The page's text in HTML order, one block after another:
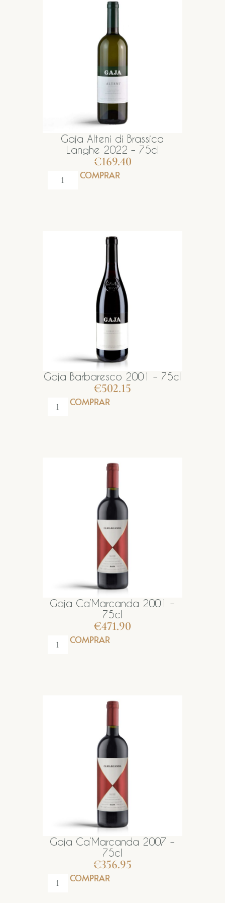
Gaja Alteni di Brassica
Langhe 2022 – 75cl
€169.40
COMPRAR
Gaja Barbaresco 2001 – 75cl
€502.15
COMPRAR
Gaja Ca’Marcanda 2001 –
75cl
€471.90
COMPRAR
Gaja Ca’Marcanda 2007 –
75cl
€356.95
COMPRAR